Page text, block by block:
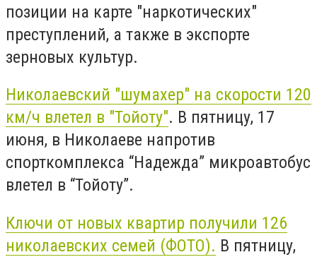
позиции на карте "наркотических"
преступлений, а также в экспорте
зерновых культур.
Николаевский "шумахер" на скорости 120
км/ч влетел в "Тойоту". В пятницу, 17
июня, в Николаеве напротив
спорткомплекса “Надежда” микроавтобус
влетел в “Тойоту”.
Ключи от новых квартир получили 126
николаевских семей (ФОТО). В пятницу,